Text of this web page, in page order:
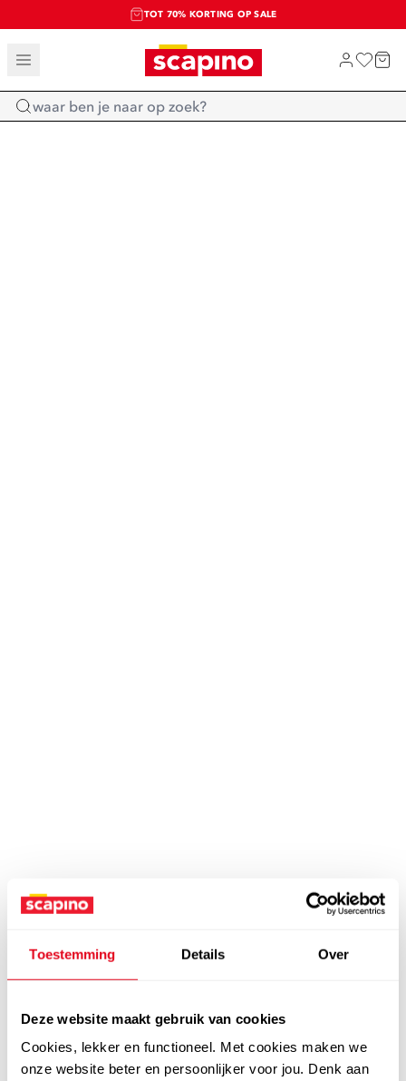
Toestemming Details Over
Deze website maakt gebruik van cookies
Cookies, lekker en functioneel. Met cookies maken we
onze website beter en persoonlijker voor jou. Denk aan
TOT 70% KORTING OP SALE
SALE: LAATSTE KANS!
SHOP NIEUW
Home